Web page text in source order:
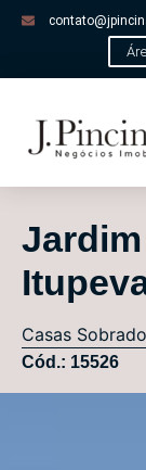
Casas
Cód.: 15526